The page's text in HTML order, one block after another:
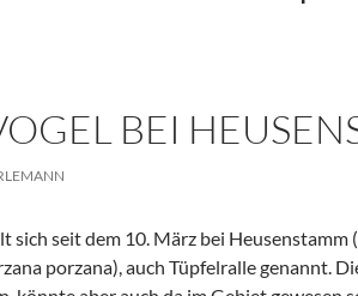
BEI
sich seit dem 10. März bei
porzana), auch Tüpfelralle genannt.